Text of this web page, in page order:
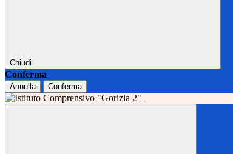
Chiudi
Conferma
Annulla Conferma